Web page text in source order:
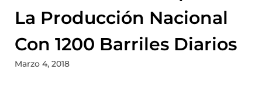
La Producción Nacional
Con 1200 Barriles Diarios
Marzo 4, 2018